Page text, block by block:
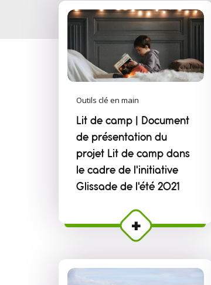
Outils clé en main
Lit de camp | Document
de présentation du
projet Lit de camp dans
le cadre de l'initiative
Glissade de l'été 2021